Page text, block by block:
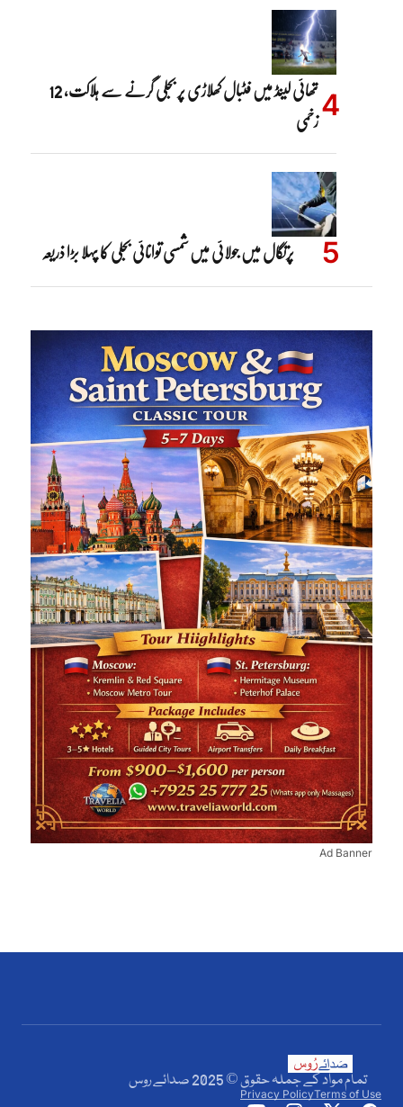
تھائی لینڈ میں فٹبال کھلاڑی پر بجلی گرنے سے ہلاکت، 12
زخمی
پرتگال میں جولائی میں شمسی توانائی بجلی کا پہلا بڑا ذریعہ
Ad Banner
تمام مواد کے جملہ حقوق © 2025 صدائے روس
Terms of Use
Privacy Policy